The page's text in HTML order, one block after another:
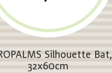
Silhouette Bat,
32x60cm